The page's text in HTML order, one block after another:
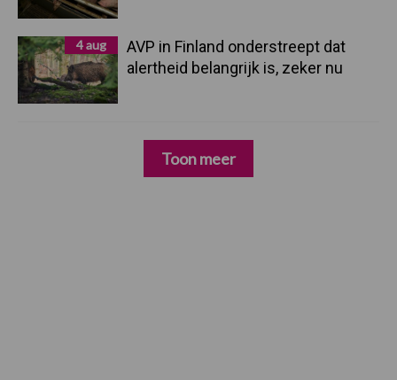
4 aug
AVP in Finland onderstreept dat
alertheid belangrijk is, zeker nu
Toon meer